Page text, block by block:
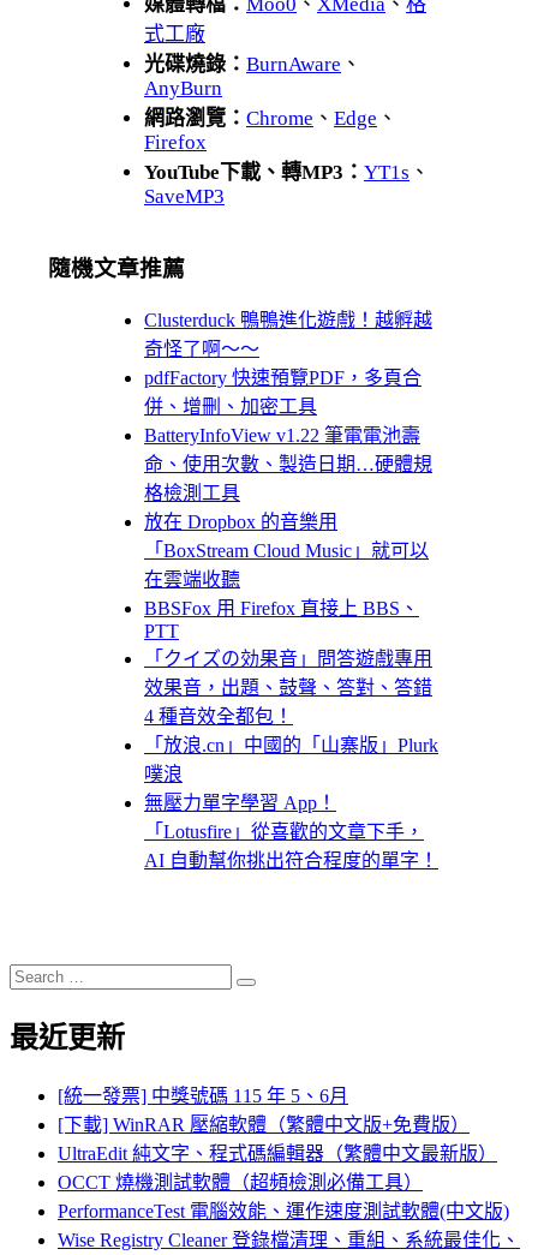
式工廠
光碟燒錄： BurnAware 、
AnyBurn
網路瀏覽： Chrome 、 Edge 、
Firefox
YouTube下載、轉MP3： YT1s 、
SaveMP3
隨機文章推薦
Clusterduck 鴨鴨進化遊戲！越孵越
奇怪了啊～～
pdfFactory 快速預覽PDF，多頁合
併、增刪、加密工具
BatteryInfoView v1.22 筆電電池壽
命、使用次數、製造日期…硬體規
格檢測工具
放在 Dropbox 的音樂用
「BoxStream Cloud Music」就可以
在雲端收聽
BBSFox 用 Firefox 直接上 BBS、
PTT
「クイズの効果音」問答遊戲專用
效果音，出題、鼓聲、答對、答錯
4 種音效全都包！
「放浪.cn」中國的「山寨版」Plurk
噗浪
無壓力單字學習 App！
「Lotusfire」從喜歡的文章下手，
AI 自動幫你挑出符合程度的單字！
Search
for:
Search
最近更新
[統一發票] 中獎號碼 115 年 5、6月
[下載] WinRAR 壓縮軟體（繁體中文版+免費版）
UltraEdit 純文字、程式碼編輯器（繁體中文最新版）
OCCT 燒機測試軟體（超頻檢測必備工具）
PerformanceTest 電腦效能、運作速度測試軟體(中文版)
Wise Registry Cleaner 登錄檔清理、重組、系統最佳化、